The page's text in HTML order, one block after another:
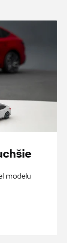
modelu